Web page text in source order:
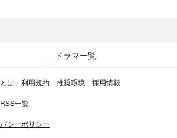
ドラマ一覧
は 利用規約 推奨環境 採用情報
RSS一覧
シーポリシー